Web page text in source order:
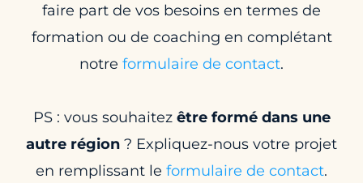
faire part de vos besoins en termes de
formation ou de coaching en complétant
notre formulaire de contact.
PS : vous souhaitez être formé dans une
autre région ? Expliquez-nous votre projet
en remplissant le formulaire de contact.